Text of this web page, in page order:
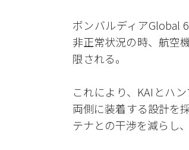
ボンバルディアGlobal
非正常状況の時、航空
限される。
これにより、KAIとハ
両側に装着する設計を
テナとの干渉を減らし